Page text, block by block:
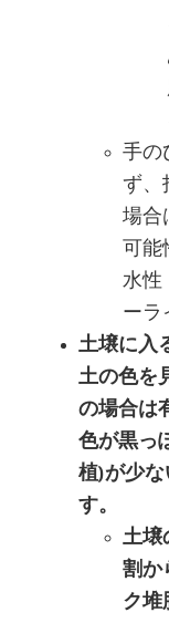
手の
ず、
場合
可
水性
ーラ
土壌に入
土の色を
の場合は
色が黒っ
植)が少
す。
土壌
割か
ク堆